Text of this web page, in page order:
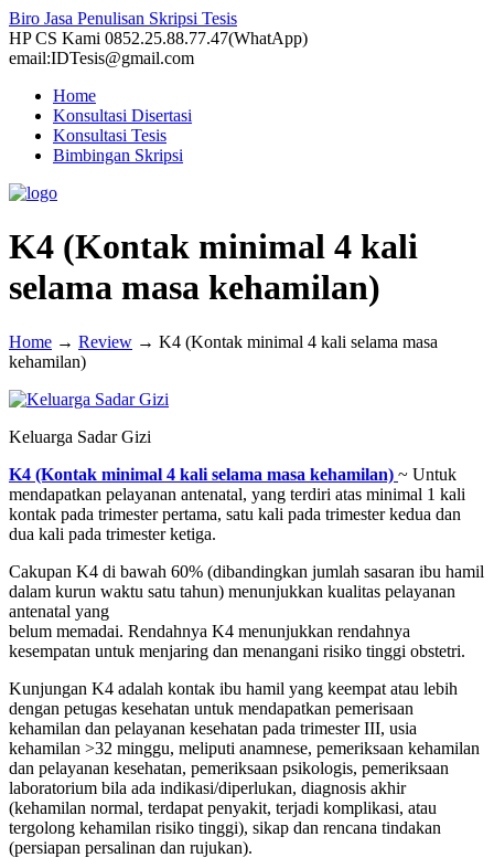
Biro Jasa Penulisan Skripsi Tesis
HP CS Kami 0852.25.88.77.47(WhatApp)
email:IDTesis@gmail.com
Home
Konsultasi Disertasi
Konsultasi Tesis
Bimbingan Skripsi
K4 (Kontak minimal 4 kali
selama masa kehamilan)
Home → Review → K4 (Kontak minimal 4 kali selama masa
kehamilan)
Keluarga Sadar Gizi
K4 (Kontak minimal 4 kali selama masa kehamilan) ~ Untuk
mendapatkan pelayanan antenatal, yang terdiri atas minimal 1 kali
kontak pada trimester pertama, satu kali pada trimester kedua dan
dua kali pada trimester ketiga.
Cakupan K4 di bawah 60% (dibandingkan jumlah sasaran ibu hamil
dalam kurun waktu satu tahun) menunjukkan kualitas pelayanan
antenatal yang
belum memadai. Rendahnya K4 menunjukkan rendahnya
kesempatan untuk menjaring dan menangani risiko tinggi obstetri.
Kunjungan K4 adalah kontak ibu hamil yang keempat atau lebih
dengan petugas kesehatan untuk mendapatkan pemerisaan
kehamilan dan pelayanan kesehatan pada trimester III, usia
kehamilan >32 minggu, meliputi anamnese, pemeriksaan kehamilan
dan pelayanan kesehatan, pemeriksaan psikologis, pemeriksaan
laboratorium bila ada indikasi/diperlukan, diagnosis akhir
(kehamilan normal, terdapat penyakit, terjadi komplikasi, atau
tergolong kehamilan risiko tinggi), sikap dan rencana tindakan
(persiapan persalinan dan rujukan).